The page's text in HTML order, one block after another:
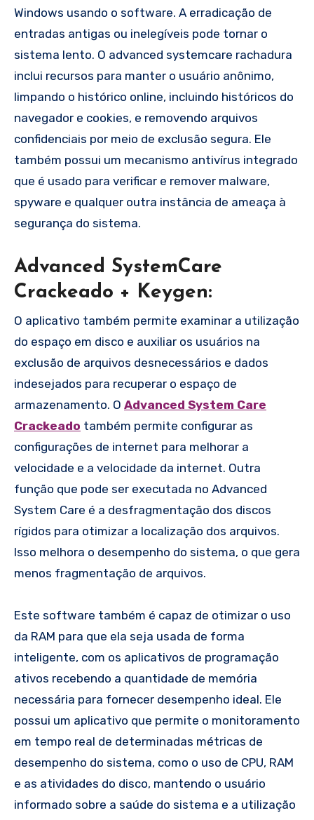
Windows usando o software. A erradicação de
entradas antigas ou inelegíveis pode tornar o
sistema lento. O advanced systemcare rachadura
inclui recursos para manter o usuário anônimo,
limpando o histórico online, incluindo históricos do
navegador e cookies, e removendo arquivos
confidenciais por meio de exclusão segura. Ele
também possui um mecanismo antivírus integrado
que é usado para verificar e remover malware,
spyware e qualquer outra instância de ameaça à
segurança do sistema.
Advanced SystemCare
Crackeado + Keygen:
O aplicativo também permite examinar a utilização
do espaço em disco e auxiliar os usuários na
exclusão de arquivos desnecessários e dados
indesejados para recuperar o espaço de
armazenamento. O Advanced System Care
Crackeado também permite configurar as
configurações de internet para melhorar a
velocidade e a velocidade da internet. Outra
função que pode ser executada no Advanced
System Care é a desfragmentação dos discos
rígidos para otimizar a localização dos arquivos.
Isso melhora o desempenho do sistema, o que gera
menos fragmentação de arquivos.
Este software também é capaz de otimizar o uso
da RAM para que ela seja usada de forma
inteligente, com os aplicativos de programação
ativos recebendo a quantidade de memória
necessária para fornecer desempenho ideal. Ele
possui um aplicativo que permite o monitoramento
em tempo real de determinadas métricas de
desempenho do sistema, como o uso de CPU, RAM
e as atividades do disco, mantendo o usuário
informado sobre a saúde do sistema e a utilização